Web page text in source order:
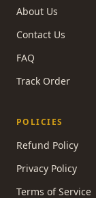
About Us
Contact Us
FAQ
Track Order
POLICIES
Refund Policy
Privacy Policy
Terms of Service